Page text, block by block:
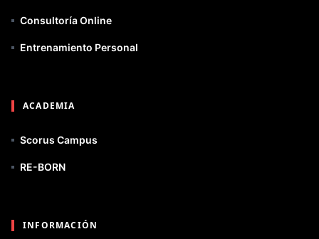
Consultoría Online
Entrenamiento Personal
ACADEMIA
Scorus Campus
RE-BORN
INFORMACIÓN